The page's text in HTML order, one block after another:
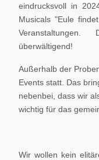
eindrucksvoll in
Musicals "Eule
überwältigend!
Außerhalb der
Events statt. Das
nebenbei, dass wir
wichtig für das
Wir wollen kein